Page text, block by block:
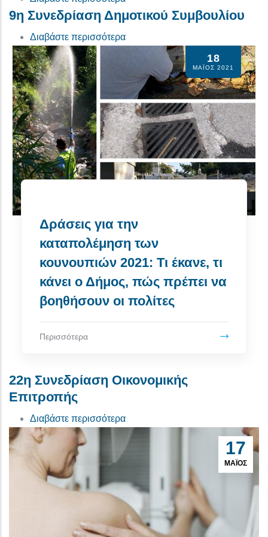
9η Συνεδρίαση Δημοτικού Συμβουλίου
Διαβάστε περισσότεραγια το 9η Συνεδρίαση Δημοτικού
18
ΜΆΙΟΣ 2021
Δράσεις για την
καταπολέμηση των
κουνουπιών 2021: Τι έκανε, τι
κάνει ο Δήμος, πώς πρέπει να
βοηθήσουν οι πολίτες
Περισσότερα
22η Συνεδρίαση Οικονομικής
Επιτροπής
Διαβάστε περισσότεραγια το 22η Συνεδρίαση
17
ΜΆΙΟΣ